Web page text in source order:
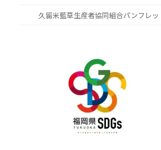
久留米藍草生産者協同組合パンフレッ